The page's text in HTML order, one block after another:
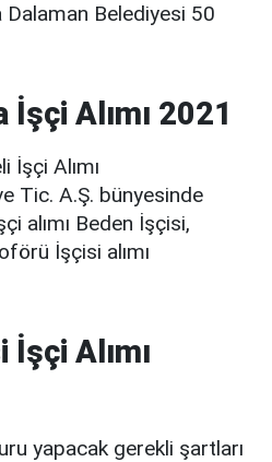
Dalaman Belediyesi 50
Alımı 2021
İşçi Alımı
Tic. A.Ş. bünyesinde
alımı Beden İşçisi,
İşçisi alımı
Alımı
yapacak gerekli şartları